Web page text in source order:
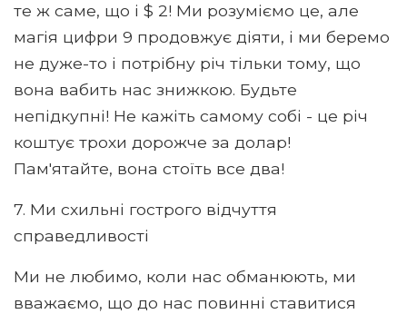
те ж саме, що і $ 2! Ми розуміємо це, але
магія цифри 9 продовжує діяти, і ми беремо
не дуже-то і потрібну річ тільки тому, що
вона вабить нас знижкою. Будьте
непідкупні! Не кажіть самому собі - це річ
коштує трохи дорожче за долар!
Пам'ятайте, вона стоїть все два!
7. Ми схильні гострого відчуття
справедливості
Ми не любимо, коли нас обманюють, ми
вважаємо, що до нас повинні ставитися